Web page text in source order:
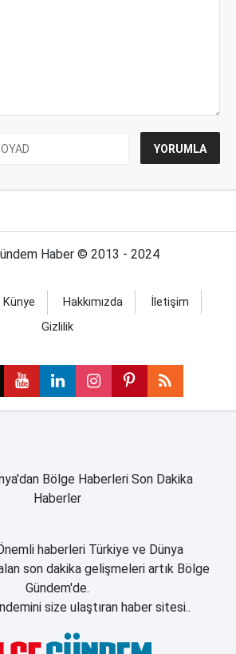
Haber © 2013 - 2024
Künye Hakkımızda
İletişim
Gizlilik
Bölge Haberleri Son Dakika
Haberler
haberleri Türkiye ve Dünya
son dakika gelişmeleri artık Bölge
Gündem'de.
size ulaştıran haber sitesi..